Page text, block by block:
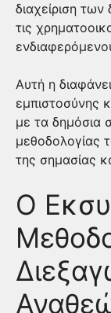
διαχείριση
τις
Αυτή η
εμπιστοσύνης
με τα δημόσια
μεθοδολογίας
της σημασίας
Ο